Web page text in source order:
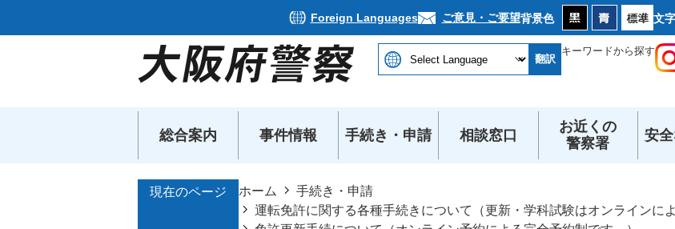
Foreign Languages ご意見・ご要望背景色 文
翻訳
キーワードから探す
総合案内 事件情報 手続き・申請 相談窓口
お近くの
警察署
安
現在のページ ホーム
手続き・申請
運転免許に関する各種手続きについて（更新・学科試験はオンラインに